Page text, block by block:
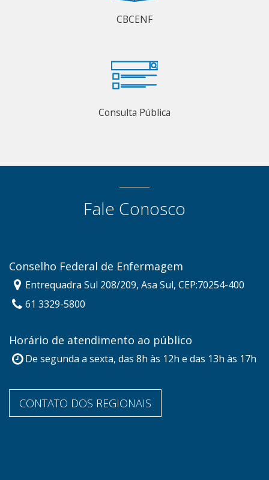
CBCENF
Consulta Pública
Fale Conosco
Conselho Federal de Enfermagem
Entrequadra Sul 208/209, Asa Sul, CEP:70254-400
61 3329-5800
Horário de atendimento ao público
De segunda a sexta, das 8h às 12h e das 13h às 17h
CONTATO DOS REGIONAIS